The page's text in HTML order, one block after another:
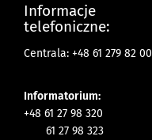
Informacje
telefoniczne:
Centrala: +48 61 279 82 00
Informatorium:
+48 61 27 98 320
61 27 98 323